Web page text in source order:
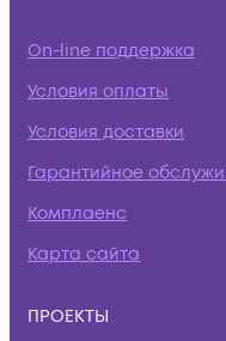
On-line поддержка
Условия оплаты
Условия доставки
Гарантийное
Комплаенс
Карта сайта
ПРОЕКТЫ